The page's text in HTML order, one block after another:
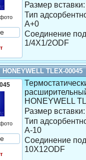
Размер вставки:
Тип
A+0
Соединение
1/4X1/2ODF
HONEYWELL TLEX-00045
HONEYWELL
Размер вставки:
Тип
A-10
Соединение
10X12ODF